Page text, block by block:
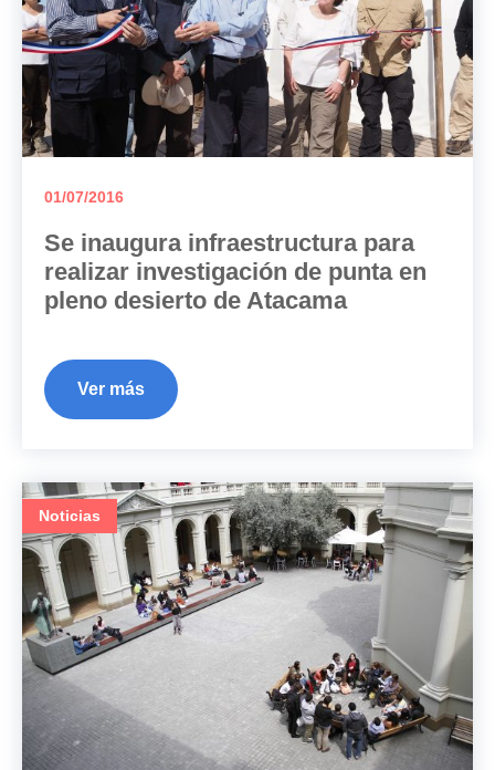
01/07/2016
Se inaugura infraestructura para
realizar investigación de punta en
pleno desierto de Atacama
Ver más
Noticias